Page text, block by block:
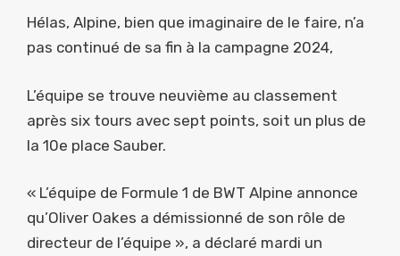
Hélas, Alpine, bien que imaginaire de le faire, n’a
pas continué de sa fin à la campagne 2024,
L’équipe se trouve neuvième au classement
après six tours avec sept points, soit un plus de
la 10e place Sauber.
« L’équipe de Formule 1 de BWT Alpine annonce
qu’Oliver Oakes a démissionné de son rôle de
directeur de l’équipe », a déclaré mardi un